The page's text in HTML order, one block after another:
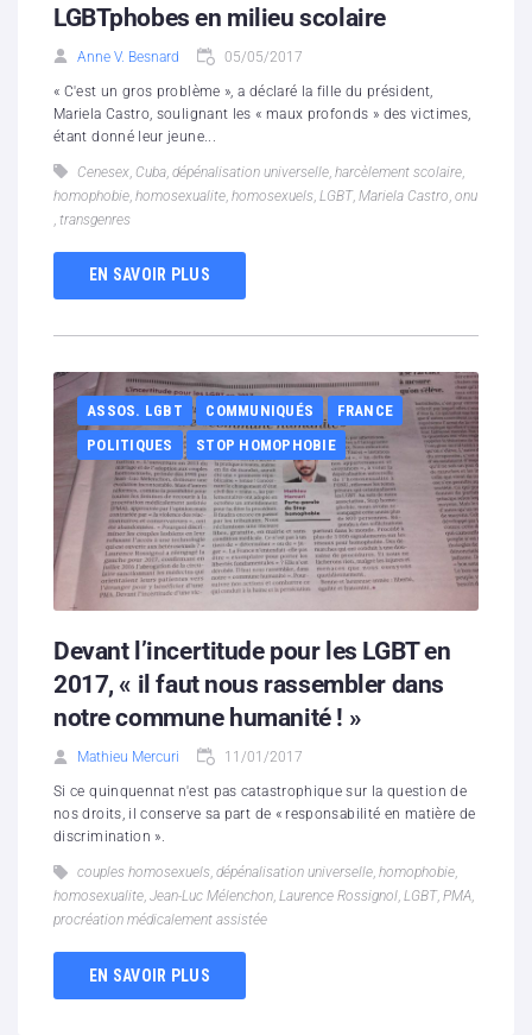
LGBTphobes en milieu scolaire
Anne V. Besnard 05/05/2017
« C'est un gros problème », a déclaré la fille du président,
Mariela Castro, soulignant les « maux profonds » des victimes,
étant donné leur jeune...
Cenesex, Cuba, dépénalisation universelle, harcèlement scolaire,
homophobie, homosexualite, homosexuels, LGBT, Mariela Castro, onu
, transgenres
EN SAVOIR PLUS
ASSOS. LGBT COMMUNIQUÉS
FRANCE
POLITIQUES
STOP HOMOPHOBIE
Devant l’incertitude pour les LGBT en
2017, « il faut nous rassembler dans
notre commune humanité ! »
Mathieu Mercuri 11/01/2017
Si ce quinquennat n'est pas catastrophique sur la question de
nos droits, il conserve sa part de « responsabilité en matière de
discrimination ».
couples homosexuels, dépénalisation universelle, homophobie,
homosexualite, Jean-Luc Mélenchon, Laurence Rossignol, LGBT, PMA,
procréation médicalement assistée
EN SAVOIR PLUS